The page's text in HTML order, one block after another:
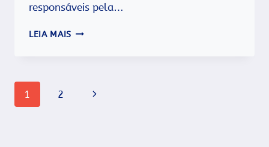
responsáveis pela…
LEIA MAIS CÁLCIO:
OSSOS
Navegação
1 2
Página